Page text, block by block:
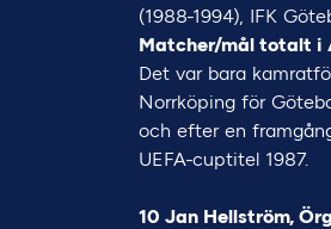
(1988-1994), IFK
Matcher/mål totalt i
Det var bara
Norrköping för
och efter en
UEFA-cuptitel 1987.
10 Jan Hellström,